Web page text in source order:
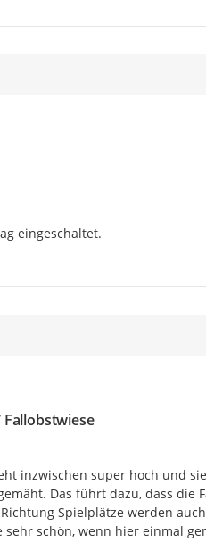
eingeschaltet.
inzwischen super hoch und
Das führt dazu, dass die
Spielplätze werden
schön, wenn hier einmal